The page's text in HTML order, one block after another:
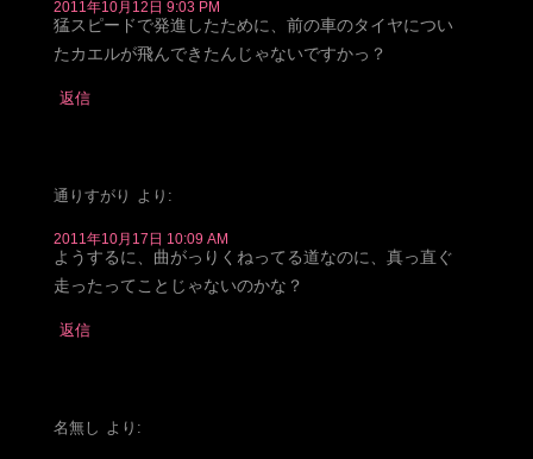
2011年10月12日 9:03 PM
猛スピードで発進したために、前の車のタイヤについ
たカエルが飛んできたんじゃないですかっ？
返信
通りすがり より:
2011年10月17日 10:09 AM
ようするに、曲がっりくねってる道なのに、真っ直ぐ
走ったってことじゃないのかな？
返信
名無し より: